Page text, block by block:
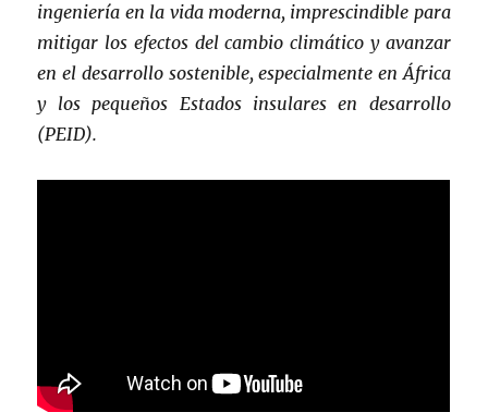
ingeniería en la vida moderna, imprescindible para
mitigar los efectos del cambio climático y avanzar
en el desarrollo sostenible, especialmente en África
y los pequeños Estados insulares en desarrollo
(PEID).